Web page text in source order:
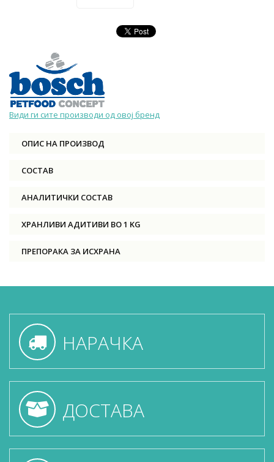
Види ги сите производи од овој бренд
ОПИС НА ПРОИЗВОД
СОСТАВ
АНАЛИТИЧКИ СОСТАВ
ХРАНЛИВИ АДИТИВИ ВО 1 KG
ПРЕПОРАКА ЗА ИСХРАНА
НАРАЧКА
ДОСТАВА